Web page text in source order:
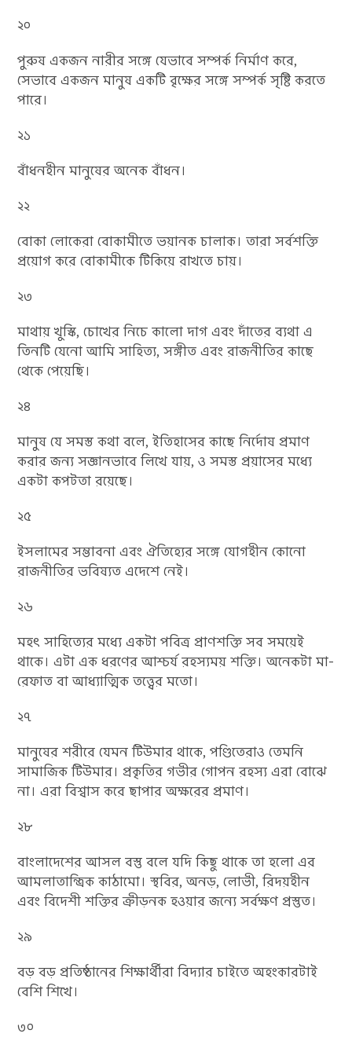
২০
পুরুষ একজন নারীর সঙ্গে যেভাবে সম্পর্ক নির্মাণ করে,
সেভাবে একজন মানুষ একটি বৃক্ষের সঙ্গে সম্পর্ক সৃষ্টি করতে
পারে।
২১
বাঁধনহীন মানুষের অনেক বাঁধন।
২২
বোকা লোকেরা বোকামীতে ভয়ানক চালাক। তারা সর্বশক্তি
প্রয়োগ করে বোকামীকে টিকিয়ে রাখতে চায়।
২৩
মাথায় খুস্কি, চোখের নিচে কালো দাগ এবং দাঁতের ব্যথা এ
তিনটি যেনো আমি সাহিত্য, সঙ্গীত এবং রাজনীতির কাছে
থেকে পেয়েছি।
২৪
মানুষ যে সমস্ত কথা বলে, ইতিহাসের কাছে নির্দোষ প্রমাণ
করার জন্য সজ্ঞানভাবে লিখে যায়, ও সমস্ত প্রয়াসের মধ্যে
একটা কপটতা রয়েছে।
২৫
ইসলামের সম্ভাবনা এবং ঐতিহ্যের সঙ্গে যোগহীন কোনো
রাজনীতির ভবিষ্যত এদেশে নেই।
২৬
মহৎ সাহিত্যের মধ্যে একটা পবিত্র প্রাণশক্তি সব সময়েই
থাকে। এটা এক ধরণের আশ্চর্য রহস্যময় শক্তি। অনেকটা মা-
রেফাত বা আধ্যাত্মিক তত্ত্বের মতো।
২৭
মানুষের শরীরে যেমন টিউমার থাকে, পণ্ডিতেরাও তেমনি
সামাজিক টিউমার। প্রকৃতির গভীর গোপন রহস্য এরা বোঝে
না। এরা বিশ্বাস করে ছাপার অক্ষরের প্রমাণ।
২৮
বাংলাদেশের আসল বস্তু বলে যদি কিছু থাকে তা হলো এর
আমলাতান্ত্রিক কাঠামো। স্থবির, অনড়, লোভী, রিদয়হীন
এবং বিদেশী শক্তির ক্রীড়নক হওয়ার জন্যে সর্বক্ষণ প্রস্তুত।
২৯
বড় বড় প্রতিষ্ঠানের শিক্ষার্থীরা বিদ্যার চাইতে অহংকারটাই
বেশি শিখে।
৩০